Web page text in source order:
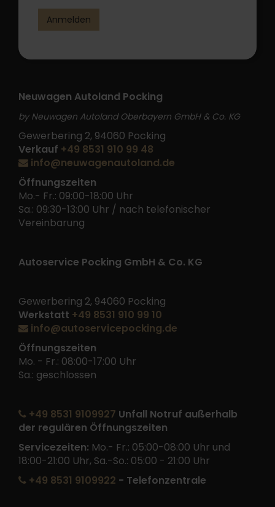
Anmelden
Neuwagen Autoland Pocking
by Neuwagen Autoland Oberbayern GmbH & Co. KG
Gewerbering 2, 94060 Pocking
Verkauf +49 8531 910 99 48
info@neuwagenautoland.de
Öffnungszeiten
Mo.- Fr.: 09:00-18:00 Uhr
Sa.: 09:30-13:00 Uhr / nach telefonischer
Vereinbarung
Autoservice Pocking GmbH & Co. KG
Gewerbering 2, 94060 Pocking
Werkstatt +49 8531 910 99 10
info@autoservicepocking.de
Öffnungszeiten
Mo. - Fr.: 08:00-17:00 Uhr
Sa.: geschlossen
+49 8531 9109927 Unfall Notruf außerhalb
der regulären Öffnungszeiten
Servicezeiten: Mo.- Fr.: 05:00-08:00 Uhr und
18:00-21:00 Uhr, Sa.-So.: 05:00 - 21:00 Uhr
+49 8531 9109922 - Telefonzentrale